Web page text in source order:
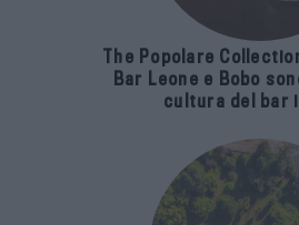
The Popolare
Bar Leone e Bobo
cultura del bar